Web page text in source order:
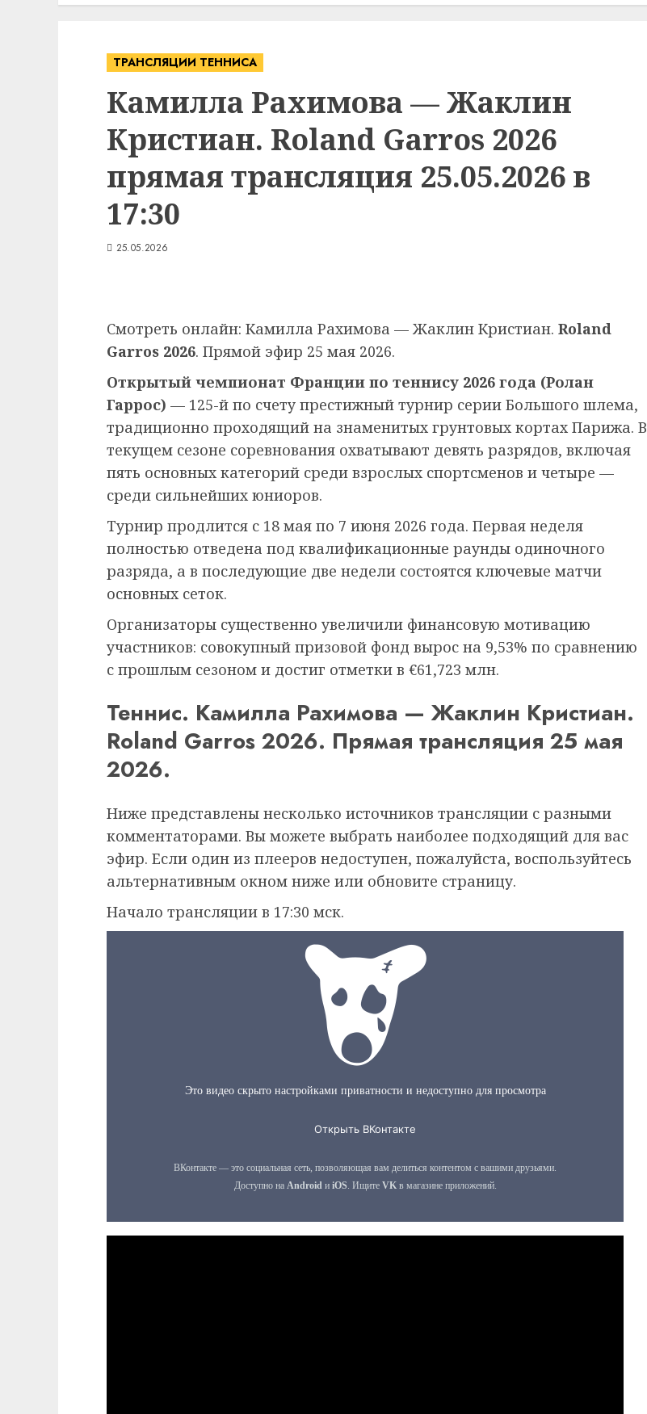
ТРАНСЛЯЦИИ ТЕННИСА
Камилла Рахимова — Жаклин
Кристиан. Roland Garros 2026
прямая трансляция 25.05.2026 в
17:30
25.05.2026
Смотреть онлайн: Камилла Рахимова — Жаклин Кристиан. Roland
Garros 2026. Прямой эфир 25 мая 2026.
Открытый чемпионат Франции по теннису 2026 года (Ролан
Гаррос) — 125-й по счету престижный турнир серии Большого шлема,
традиционно проходящий на знаменитых грунтовых кортах Парижа. В
текущем сезоне соревнования охватывают девять разрядов, включая
пять основных категорий среди взрослых спортсменов и четыре —
среди сильнейших юниоров.
Турнир продлится с 18 мая по 7 июня 2026 года. Первая неделя
полностью отведена под квалификационные раунды одиночного
разряда, а в последующие две недели состоятся ключевые матчи
основных сеток.
Организаторы существенно увеличили финансовую мотивацию
участников: совокупный призовой фонд вырос на 9,53% по сравнению
с прошлым сезоном и достиг отметки в €61,723 млн.
Теннис. Камилла Рахимова — Жаклин Кристиан.
Roland Garros 2026. Прямая трансляция 25 мая
2026.
Ниже представлены несколько источников трансляции с разными
комментаторами. Вы можете выбрать наиболее подходящий для вас
эфир. Если один из плееров недоступен, пожалуйста, воспользуйтесь
альтернативным окном ниже или обновите страницу.
Начало трансляции в 17:30 мск.